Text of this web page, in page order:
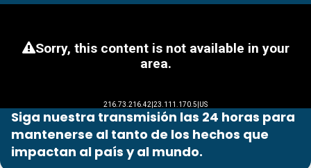
Siga nuestra transmisión las 24 horas para
mantenerse al tanto de los hechos que
impactan al país y al mundo.
Programas